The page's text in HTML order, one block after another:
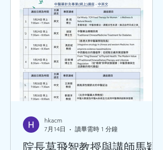
hkacm
7月14日
讀畢需時 1 分鐘